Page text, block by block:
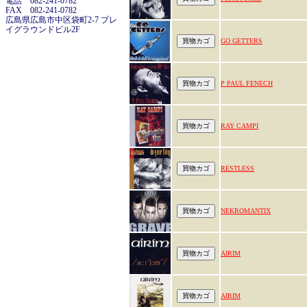
FAX 082-241-0782
広島県広島市中区袋町2-7 プレ
イグラウンドビル2F
GO GETTERS
P PAUL FENECH
RAY CAMPI
RESTLESS
NEKROMANTIX
AIRIM
AIRIM